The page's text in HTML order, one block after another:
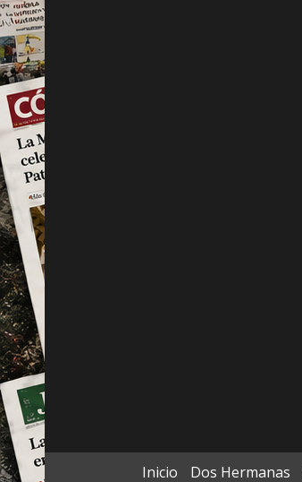
Inicio Dos Hermanas